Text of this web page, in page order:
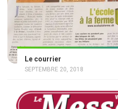
Le courrier
SEPTEMBRE 20, 2018